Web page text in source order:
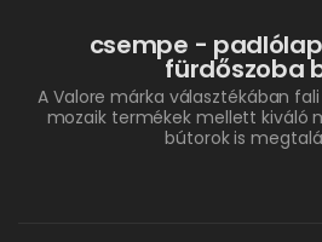
csempe -
fürdőszoba
A Valore márka választékában
mozaik termékek mellett kiváló
bútorok is